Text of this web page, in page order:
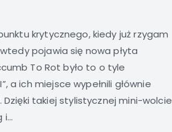
krytycznego, kiedy już rzygam
pojawia się nowa płyta
To Rot było to o tyle
a ich miejsce wypełnili głównie
takiej stylistycznej mini-wolcie